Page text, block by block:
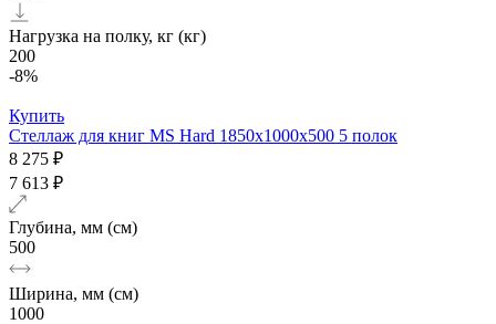
Нагрузка на полку, кг (кг)
200
-8%
Купить
Стеллаж для книг MS Hard 1850х1000x500 5 полок
8 275 ₽
7 613 ₽
Глубина, мм (см)
500
Ширина, мм (см)
1000